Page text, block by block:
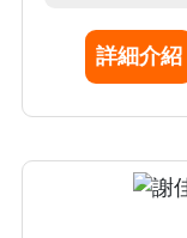
患親切、有耐
治療，傳統口
詳細介紹